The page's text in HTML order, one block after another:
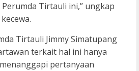
Tirtauli ini,” ungkap
Tirtauli Jimmy Simatupang
terkait hal ini hanya
pertanyaan